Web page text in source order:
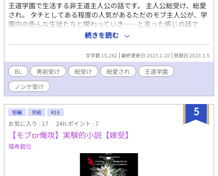
王道学園で生活する非王道主人公の話です。 主人公総受け、総愛
され。 タチとしてある程度の人気があるただのモブ主人公が、学
園内の色んな生徒たちと関わっていき……と言った感じの話で
す。 (タチとして人気はあると言いましたが、そもそも主人公はタ
チネコなどについての知識は皆無のノンケです) 女の子みたいに守
りたくなるような受けも好きですが、普段は男らしい、かっこい
い受けが見たかったんです……！ ーーーー 初投稿ですよろしくお
願いします！
続きを読む
文字数 15,282 最終更新日 2023.1.10 登録日 2023.1.5
BL 男前受け 総受け 総愛され
王道学園
ノンケ受け
5
短編 完結 R18
お気に入り : 17 24h.ポイント : 7
【モブor俺攻】実験的小説【嫁受】
環希碧位